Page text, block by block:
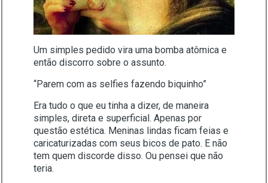
Um simples pedido vira uma bomba atômica e
então discorro sobre o assunto.
“Parem com as selfies fazendo biquinho”
Era tudo o que eu tinha a dizer, de maneira
simples, direta e superficial. Apenas por
questão estética. Meninas lindas ficam feias e
caricaturizadas com seus bicos de pato. E não
tem quem discorde disso. Ou pensei que não
teria.